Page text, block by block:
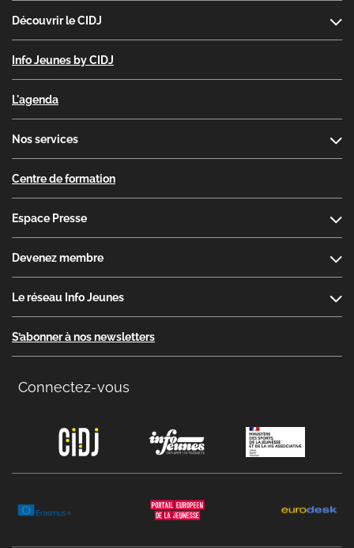
Découvrir le CIDJ
Info Jeunes by CIDJ
L'agenda
Nos services
Centre de formation
Espace Presse
Devenez membre
Le réseau Info Jeunes
S’abonner à nos newsletters
Connectez-vous